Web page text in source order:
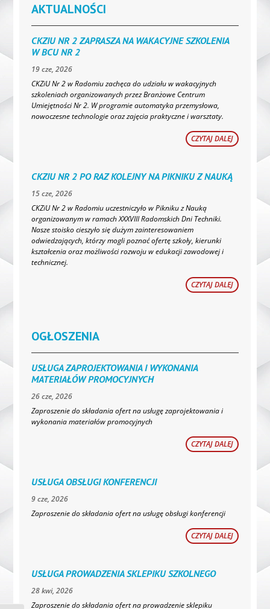
AKTUALNOŚCI
CKZIU NR 2 ZAPRASZA NA WAKACYJNE SZKOLENIA
W BCU NR 2
19 cze, 2026
CKZiU Nr 2 w Radomiu zachęca do udziału w wakacyjnych
szkoleniach organizowanych przez Branżowe Centrum
Umiejętności Nr 2. W programie automatyka przemysłowa,
nowoczesne technologie oraz zajęcia praktyczne i warsztaty.
CZYTAJ DALEJ
CKZIU NR 2 PO RAZ KOLEJNY NA PIKNIKU Z NAUKĄ
15 cze, 2026
CKZiU Nr 2 w Radomiu uczestniczyło w Pikniku z Nauką
organizowanym w ramach XXXVIII Radomskich Dni Techniki.
Nasze stoisko cieszyło się dużym zainteresowaniem
odwiedzających, którzy mogli poznać ofertę szkoły, kierunki
kształcenia oraz możliwości rozwoju w edukacji zawodowej i
technicznej.
CZYTAJ DALEJ
OGŁOSZENIA
USŁUGA ZAPROJEKTOWANIA I WYKONANIA
MATERIAŁÓW PROMOCYJNYCH
26 cze, 2026
Zaproszenie do składania ofert na usługę zaprojektowania i
wykonania materiałów promocyjnych
CZYTAJ DALEJ
USŁUGA OBSŁUGI KONFERENCJI
9 cze, 2026
Zaproszenie do składania ofert na usługę obsługi konferencji
CZYTAJ DALEJ
USŁUGA PROWADZENIA SKLEPIKU SZKOLNEGO
28 kwi, 2026
Zaproszenie do składania ofert na prowadzenie sklepiku